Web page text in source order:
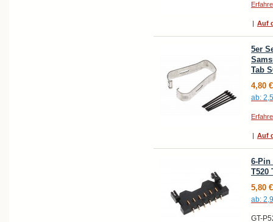
| Auf
5er
Tab
4,80 €
ab:
| Auf
6-Pin
T520
5,80 €
ab:
GT-